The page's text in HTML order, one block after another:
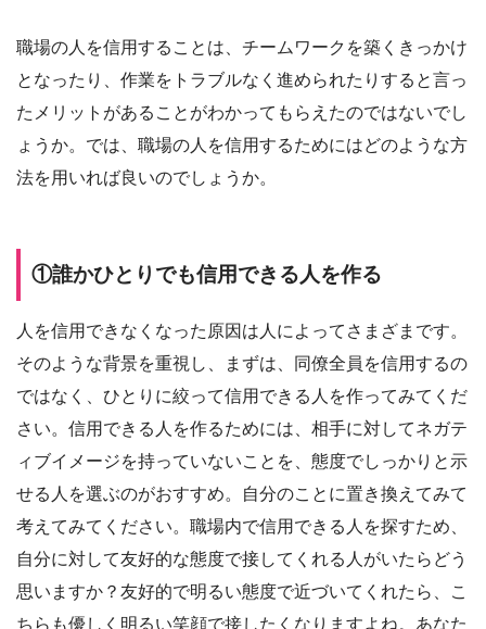
職場の人を信用することは、チームワークを築くきっかけ
となったり、作業をトラブルなく進められたりすると言っ
たメリットがあることがわかってもらえたのではないでし
ょうか。では、職場の人を信用するためにはどのような方
法を用いれば良いのでしょうか。
①誰かひとりでも信用できる人を作る
人を信用できなくなった原因は人によってさまざまです。
そのような背景を重視し、まずは、同僚全員を信用するの
ではなく、ひとりに絞って信用できる人を作ってみてくだ
さい。信用できる人を作るためには、相手に対してネガテ
ィブイメージを持っていないことを、態度でしっかりと示
せる人を選ぶのがおすすめ。自分のことに置き換えてみて
考えてみてください。職場内で信用できる人を探すため、
自分に対して友好的な態度で接してくれる人がいたらどう
思いますか？友好的で明るい態度で近づいてくれたら、こ
ちらも優しく明るい笑顔で接したくなりますよね。あなた